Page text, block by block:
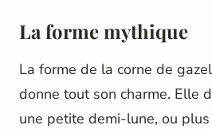
La forme mythique
La forme de la corne de
donne tout son charme. Elle
une petite demi-lune, ou